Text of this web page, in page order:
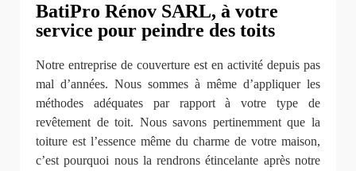
BatiPro Rénov SARL, à votre
service pour peindre des toits
Notre entreprise de couverture est en activité depuis pas
mal d’années. Nous sommes à même d’appliquer les
méthodes adéquates par rapport à votre type de
revêtement de toit. Nous savons pertinemment que la
toiture est l’essence même du charme de votre maison,
c’est pourquoi nous la rendrons étincelante après notre